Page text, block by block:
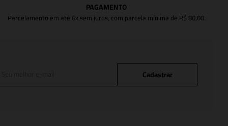
PAGAMENTO
Parcelamento em até 6x sem juros, com parcela mínima de R$ 80,00.
Cadastrar